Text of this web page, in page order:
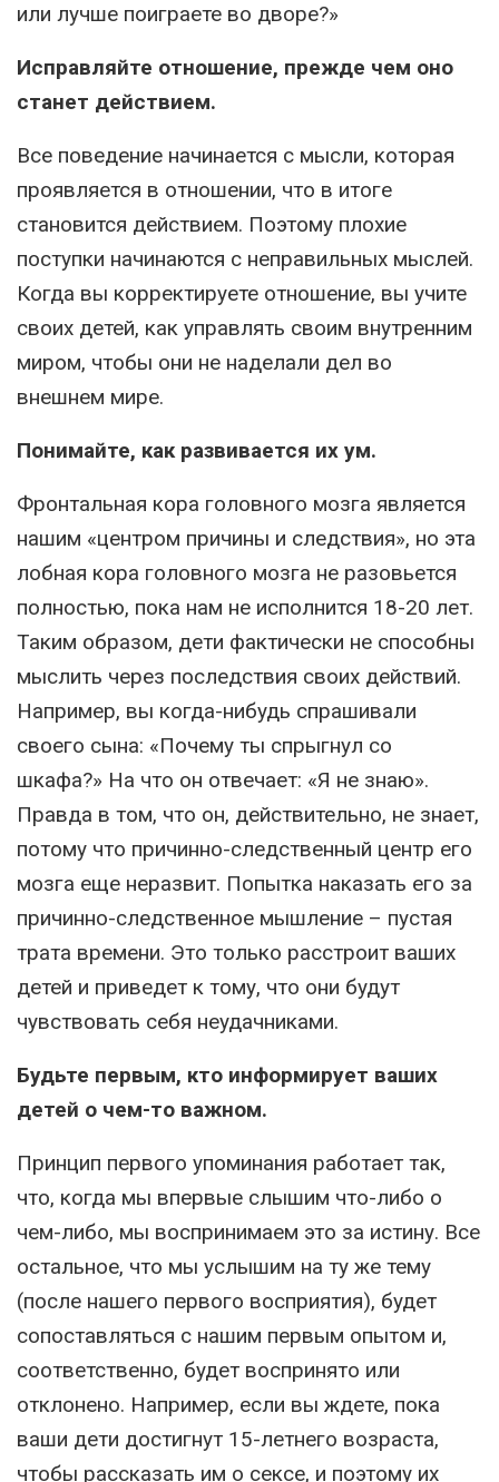
или лучше поиграете во дворе?»
Исправляйте отношение, прежде чем оно
станет действием.
Все поведение начинается с мысли, которая
проявляется в отношении, что в итоге
становится действием. Поэтому плохие
поступки начинаются с неправильных мыслей.
Когда вы корректируете отношение, вы учите
своих детей, как управлять своим внутренним
миром, чтобы они не наделали дел во
внешнем мире.
Понимайте, как развивается их ум.
Фронтальная кора головного мозга является
нашим «центром причины и следствия», но эта
лобная кора головного мозга не разовьется
полностью, пока нам не исполнится 18-20 лет.
Таким образом, дети фактически не способны
мыслить через последствия своих действий.
Например, вы когда-нибудь спрашивали
своего сына: «Почему ты спрыгнул со
шкафа?» На что он отвечает: «Я не знаю».
Правда в том, что он, действительно, не знает,
потому что причинно-следственный центр его
мозга еще неразвит. Попытка наказать его за
причинно-следственное мышление – пустая
трата времени. Это только расстроит ваших
детей и приведет к тому, что они будут
чувствовать себя неудачниками.
Будьте первым, кто информирует ваших
детей о чем-то важном.
Принцип первого упоминания работает так,
что, когда мы впервые слышим что-либо о
чем-либо, мы воспринимаем это за истину. Все
остальное, что мы услышим на ту же тему
(после нашего первого восприятия), будет
сопоставляться с нашим первым опытом и,
соответственно, будет воспринято или
отклонено. Например, если вы ждете, пока
ваши дети достигнут 15-летнего возраста,
чтобы рассказать им о сексе, и поэтому их